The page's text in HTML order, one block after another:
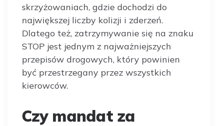
skrzyżowaniach, gdzie dochodzi do
największej liczby kolizji i zderzeń.
Dlatego też, zatrzymywanie się na znaku
STOP jest jednym z najważniejszych
przepisów drogowych, który powinien
być przestrzegany przez wszystkich
kierowców.
Czy mandat za